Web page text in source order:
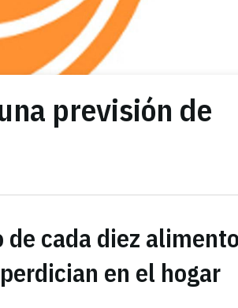
previsión de
de cada diez
en el hogar